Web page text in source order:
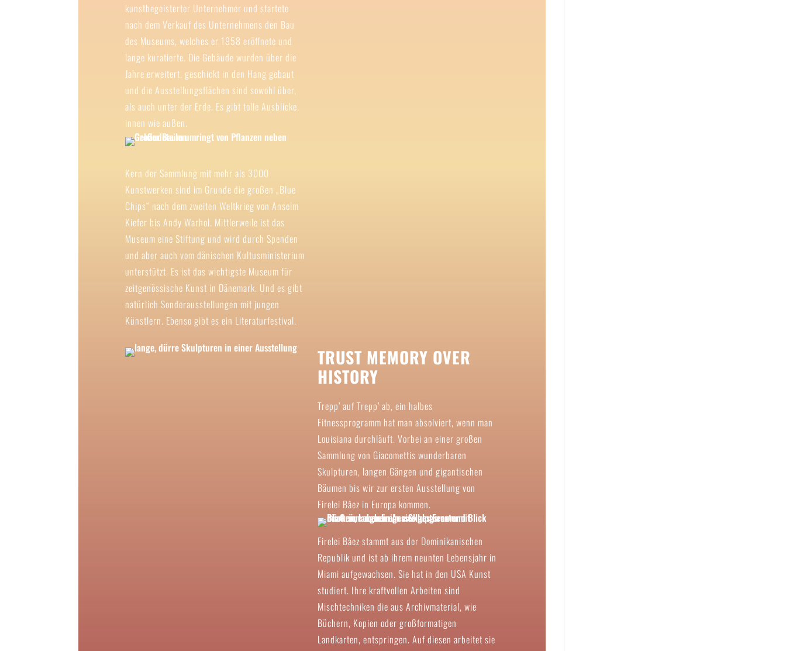
kunstbegeisterter Unternehmer und startete
nach dem Verkauf des Unternehmens den Bau
des Museums, welches er 1958 eröffnete und
lange kuratierte. Die Gebäude wurden über die
Jahre erweitert, geschickt in den Hang gebaut
und die Ausstellungsflächen sind sowohl über,
als auch unter der Erde. Es gibt tolle Ausblicke,
innen wie außen.
Kern der Sammlung mit mehr als 3000
Kunstwerken sind im Grunde die großen „Blue
Chips“ nach dem zweiten Weltkrieg von Anselm
Kiefer bis Andy Warhol. Mittlerweile ist das
Museum eine Stiftung und wird durch Spenden
und aber auch vom dänischen Kultusministerium
unterstützt. Es ist das wichtigste Museum für
zeitgenössische Kunst in Dänemark. Und es gibt
natürlich Sonderausstellungen mit jungen
Künstlern. Ebenso gibt es ein Literaturfestival.
TRUST MEMORY OVER
HISTORY
Trepp’ auf Trepp’ ab, ein halbes
Fitnessprogramm hat man absolviert, wenn man
Louisiana durchläuft. Vorbei an einer großen
Sammlung von Giacomettis wunderbaren
Skulpturen, langen Gängen und gigantischen
Bäumen bis wir zur ersten Ausstellung von
Firelei Bâez in Europa kommen.
Firelei Bâez stammt aus der Dominikanischen
Republik und ist ab ihrem neunten Lebensjahr in
Miami aufgewachsen. Sie hat in den USA Kunst
studiert. Ihre kraftvollen Arbeiten sind
Mischtechniken die aus Archivmaterial, wie
Büchern, Kopien oder großformatigen
Landkarten, entspringen. Auf diesen arbeitet sie